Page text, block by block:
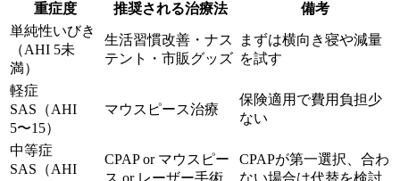
重症度 推奨される治療法
備考
単純性いびき
（AHI 5未
満）
生活習慣改善・ナス
テント・市販グッズ
まずは横向き寝や減量
を試す
軽症
SAS（AHI
5〜15）
マウスピース治療
保険適用で費用負担少
ない
中等症
SAS（AHI
CPAP or マウスピー
CPAPが第一選択、合わ